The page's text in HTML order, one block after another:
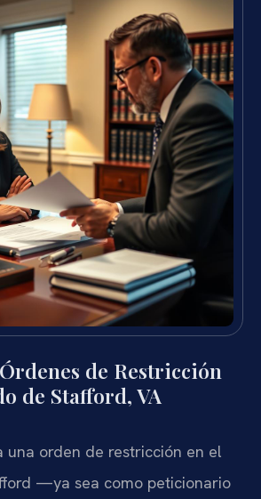
de Restricción
de Stafford, VA
una orden de restricción en el
—ya sea como peticionario